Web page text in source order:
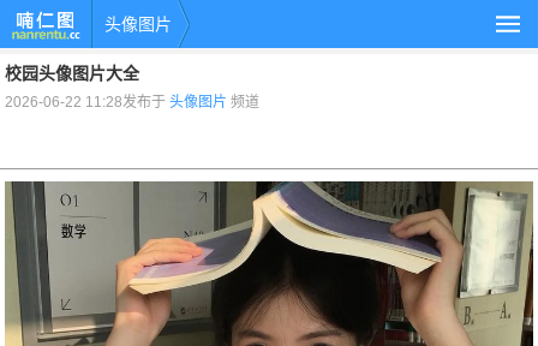
头像图片
校园头像图片大全
2026-06-22 11:28发布于头像图片 频道